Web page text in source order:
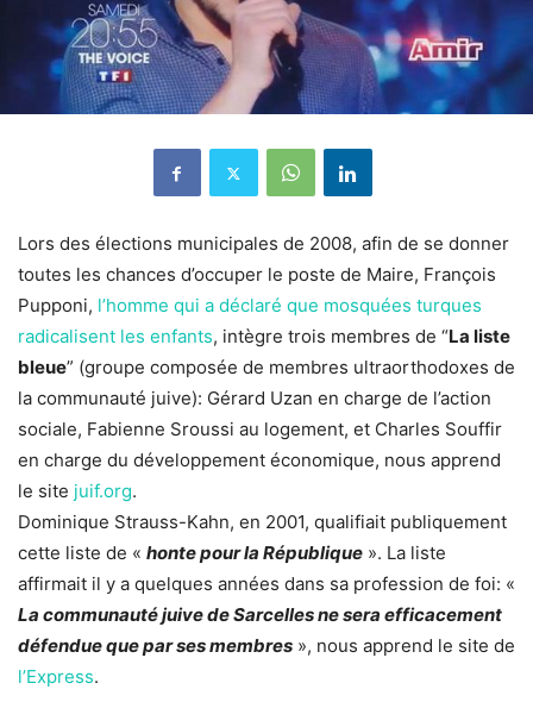
Lors des élections municipales de 2008, afin de se donner
toutes les chances d’occuper le poste de Maire, François
Pupponi, l’homme qui a déclaré que mosquées turques
radicalisent les enfants, intègre trois membres de “La liste
bleue” (groupe composée de membres ultraorthodoxes de
la communauté juive): Gérard Uzan en charge de l’action
sociale, Fabienne Sroussi au logement, et Charles Souffir
en charge du développement économique, nous apprend
le site juif.org.
Dominique Strauss-Kahn, en 2001, qualifiait publiquement
cette liste de « honte pour la République ». La liste
affirmait il y a quelques années dans sa profession de foi: «
La communauté juive de Sarcelles ne sera efficacement
défendue que par ses membres », nous apprend le site de
l’Express.